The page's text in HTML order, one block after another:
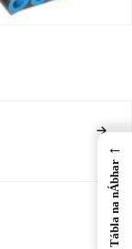
←
Tábla na nÁbhar